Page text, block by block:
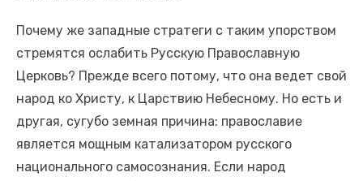
Почему же западные стратеги с таким упорством
стремятся ослабить Русскую Православную
Церковь? Прежде всего потому, что она ведет свой
народ ко Христу, к Царствию Небесному. Но есть и
другая, сугубо земная причина: православие
является мощным катализатором русского
национального самосознания. Если народ